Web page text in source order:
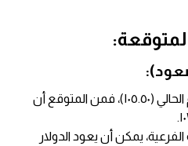
إذا ارتد السعر من الدعم الحالي (١٠٥.٥٠)، فمن المتوقع أن
يمكن أن يعود الدولار